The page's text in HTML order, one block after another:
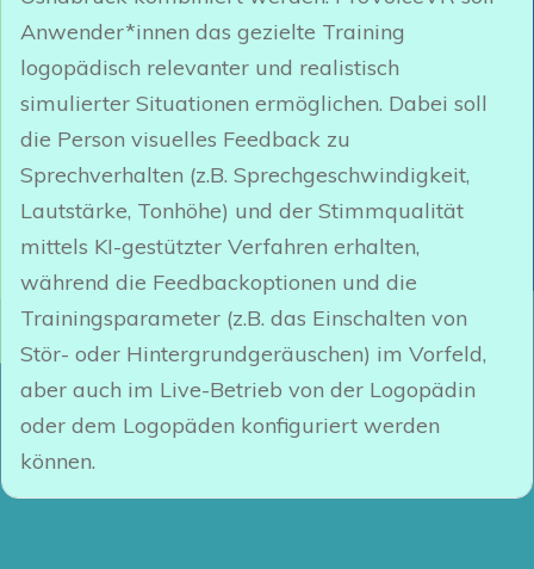
Anwender*innen das gezielte Training
logopädisch relevanter und realistisch
simulierter Situationen ermöglichen. Dabei soll
die Person visuelles Feedback zu
Sprechverhalten (z.B. Sprechgeschwindigkeit,
Lautstärke, Tonhöhe) und der Stimmqualität
mittels KI-gestützter Verfahren erhalten,
während die Feedbackoptionen und die
Trainingsparameter (z.B. das Einschalten von
Stör- oder Hintergrundgeräuschen) im Vorfeld,
aber auch im Live-Betrieb von der Logopädin
oder dem Logopäden konfiguriert werden
können.